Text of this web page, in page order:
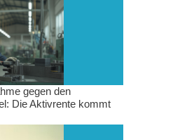
gegen den
Die Aktivrente kommt